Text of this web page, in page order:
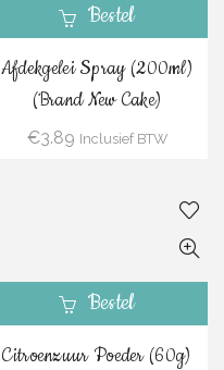
Bestel
Afdekgelei Spray (200ml)
(Brand New Cake)
€3.89 Inclusief BTW
Bestel
Citroenzuur Poeder (60g)